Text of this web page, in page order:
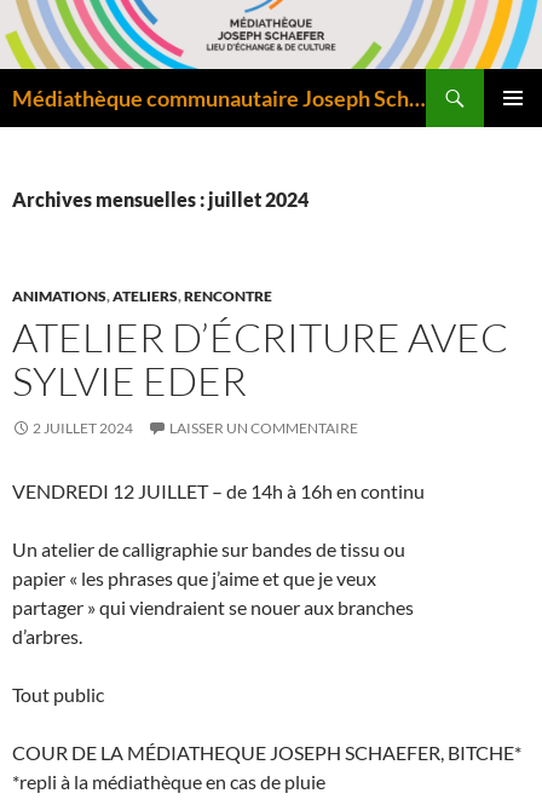
Aller
au
contenu
Médiathèque communautaire Joseph Schaefer de Bitche – Pôle départemental de lecture publique
Archives mensuelles : juillet 2024
ANIMATIONS,ATELIERS,RENCONTRE
ATELIER D’ÉCRITURE AVEC
SYLVIE EDER
2 JUILLET 2024 LAISSER UN COMMENTAIRE
VENDREDI 12 JUILLET – de 14h à 16h en continu
Un atelier de calligraphie sur bandes de tissu ou
papier « les phrases que j’aime et que je veux
partager » qui viendraient se nouer aux branches
d’arbres.
Tout public
COUR DE LA MÉDIATHEQUE JOSEPH SCHAEFER, BITCHE*
*repli à la médiathèque en cas de pluie